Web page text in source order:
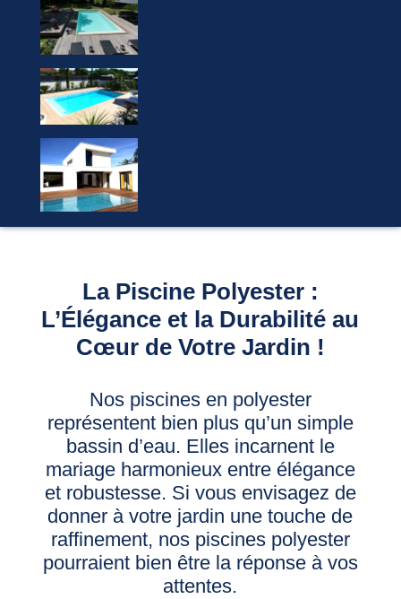
La Piscine Polyester :
L’Élégance et la Durabilité au
Cœur de Votre Jardin !
Nos piscines en polyester
représentent bien plus qu’un simple
bassin d’eau. Elles incarnent le
mariage harmonieux entre élégance
et robustesse. Si vous envisagez de
donner à votre jardin une touche de
raffinement, nos piscines polyester
pourraient bien être la réponse à vos
attentes.